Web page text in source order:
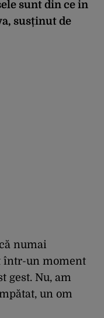
sunt din ce in
susținut de
numai
într-un moment
gest. Nu, am
un om